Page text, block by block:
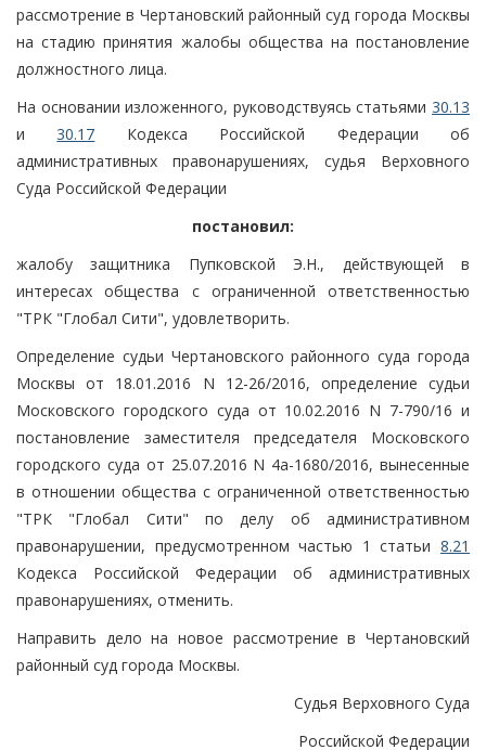
рассмотрение в Чертановский районный суд города Москвы
на стадию принятия жалобы общества на постановление
должностного лица.
На основании изложенного, руководствуясь статьями 30.13
и30.17 Кодекса Российской Федерации об
административных правонарушениях, судья Верховного
Суда Российской Федерации
постановил:
жалобу защитника Пупковской Э.Н., действующей в
интересах общества с ограниченной ответственностью
"ТРК "Глобал Сити", удовлетворить.
Определение судьи Чертановского районного суда города
Москвы от 18.01.2016 N 12-26/2016, определение судьи
Московского городского суда от 10.02.2016 N 7-790/16 и
постановление заместителя председателя Московского
городского суда от 25.07.2016 N 4а-1680/2016, вынесенные
в отношении общества с ограниченной ответственностью
"ТРК "Глобал Сити" по делу об административном
правонарушении, предусмотренном частью 1 статьи 8.21
Кодекса Российской Федерации об административных
правонарушениях, отменить.
Направить дело на новое рассмотрение в Чертановский
районный суд города Москвы.
Судья Верховного Суда
Российской Федерации